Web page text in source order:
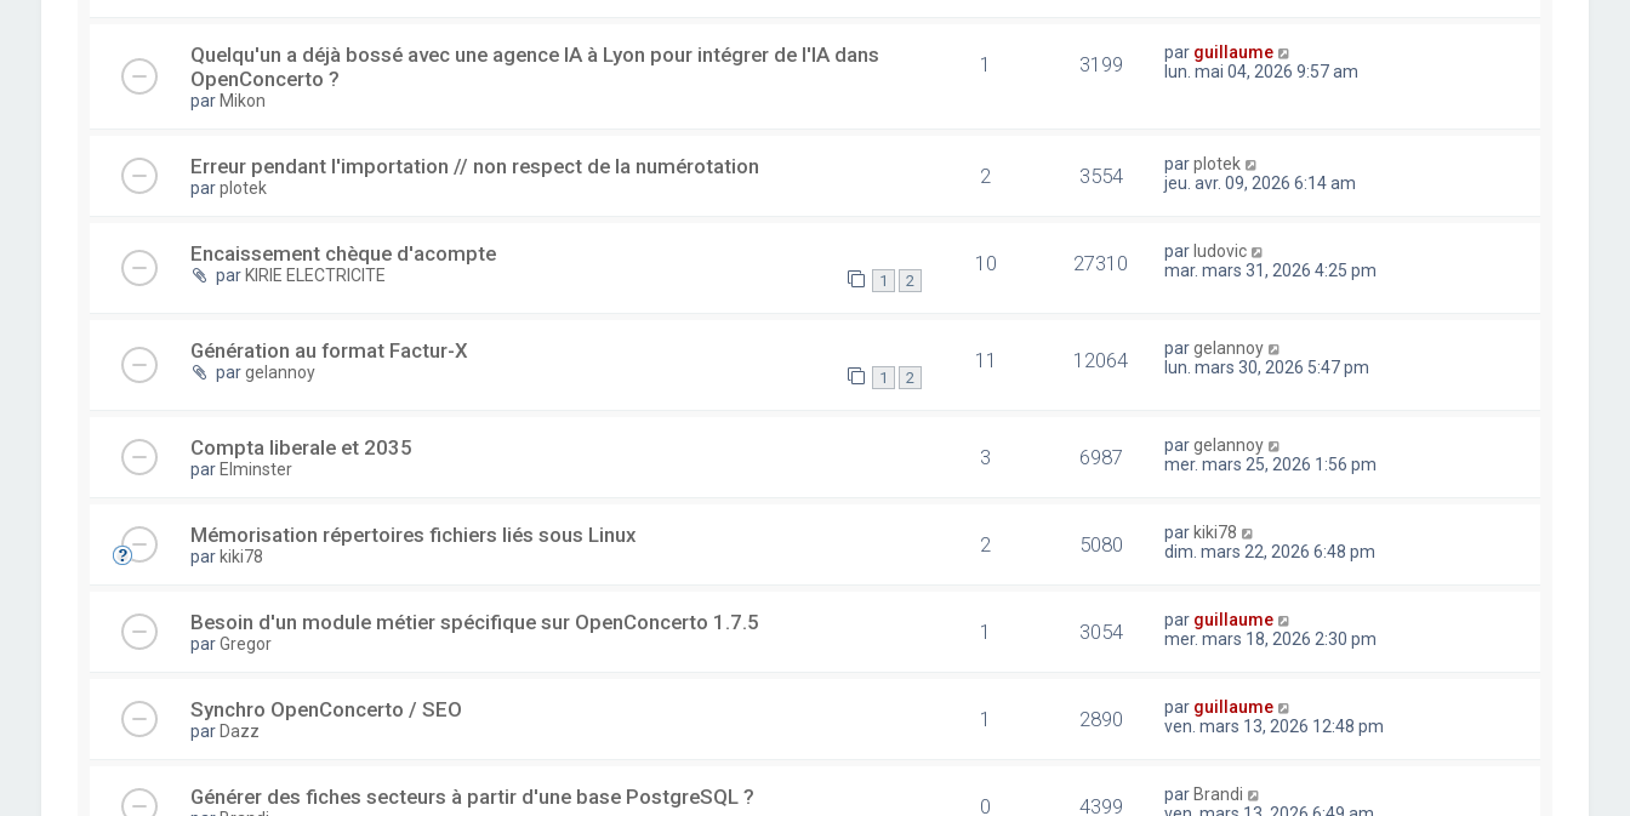
Quelqu'un a déjà bossé avec une agence IA à Lyon pour intégrer de l'IA dans
OpenConcerto ?
par Mikon
1 3199 par guillaume
lun. mai 04, 2026 9:57 am
Erreur pendant l'importation // non respect de la numérotation
parplotek 2 3554 parplotek
jeu. avr. 09, 2026 6:14 am
Encaissement chèque d'acompte
par KIRIE ELECTRICITE 1 2
10 27310 par ludovic
mar. mars 31, 2026 4:25 pm
Génération au format Factur-X
pargelannoy 1 2
11 12064 pargelannoy
lun. mars 30, 2026 5:47 pm
Compta liberale et 2035
par Elminster 3 6987 pargelannoy
mer. mars 25, 2026 1:56 pm
Mémorisation répertoires fichiers liés sous Linux
par kiki78 2 5080 par kiki78
dim. mars 22, 2026 6:48 pm
Besoin d'un module métier spécifique sur OpenConcerto 1.7.5
parGregor 1 3054 par guillaume
mer. mars 18, 2026 2:30 pm
Synchro OpenConcerto / SEO
par Dazz 1 2890 par guillaume
ven. mars 13, 2026 12:48 pm
Générer des fiches secteurs à partir d'une base PostgreSQL ? 0 4399 par Brandi